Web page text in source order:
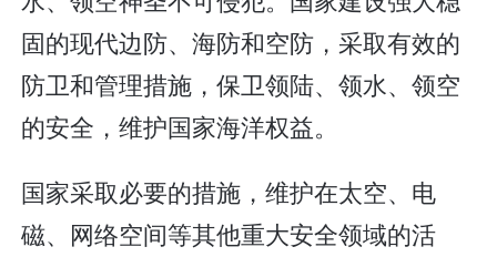
固的现代边防、海防和空防，采取有效的
防卫和管理措施，保卫领陆、领水、领空
的安全，维护国家海洋权益。
国家采取必要的措施，维护在太空、电
磁、网络空间等其他重大安全领域的活